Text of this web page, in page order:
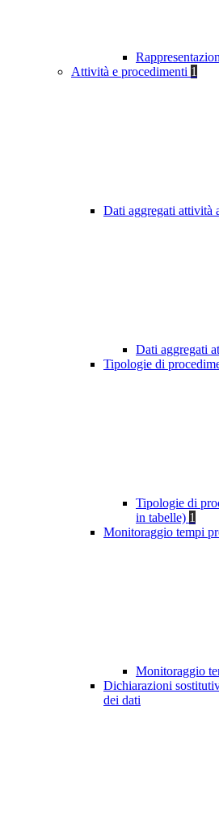
Attività e procedimenti 1
Dati aggregati attività
Dati aggregati
Tipologie di
Tipologie di
in tabelle) 1
Monitoraggio tempi
Monitoraggio
Dichiarazioni
dei dati